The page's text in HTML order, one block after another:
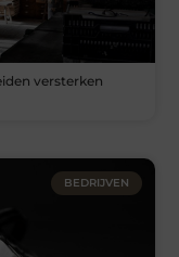
versterken
BEDRIJVEN